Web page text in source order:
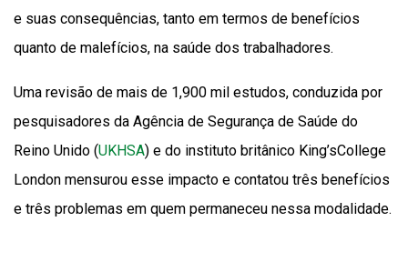
e suas consequências, tanto em termos de benefícios
quanto de malefícios, na saúde dos trabalhadores.
Uma revisão de mais de 1,900 mil estudos, conduzida por
pesquisadores da Agência de Segurança de Saúde do
Reino Unido (UKHSA) e do instituto britânico King’sCollege
London mensurou esse impacto e contatou três benefícios
e três problemas em quem permaneceu nessa modalidade.